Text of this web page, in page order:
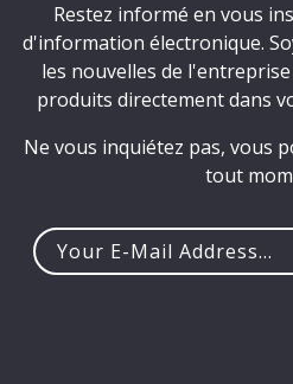
Restez informé en vous
d'information électronique.
les nouvelles de
produits directement dans
Ne vous inquiétez pas, vous
tout